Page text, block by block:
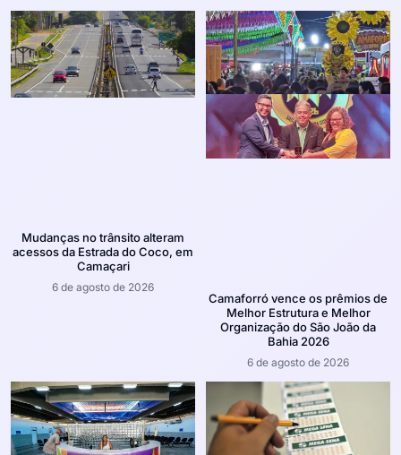
Mudanças no trânsito alteram
acessos da Estrada do Coco, em
Camaçari
6 de agosto de 2026
Camaforró vence os prêmios de
Melhor Estrutura e Melhor
Organização do São João da
Bahia 2026
6 de agosto de 2026